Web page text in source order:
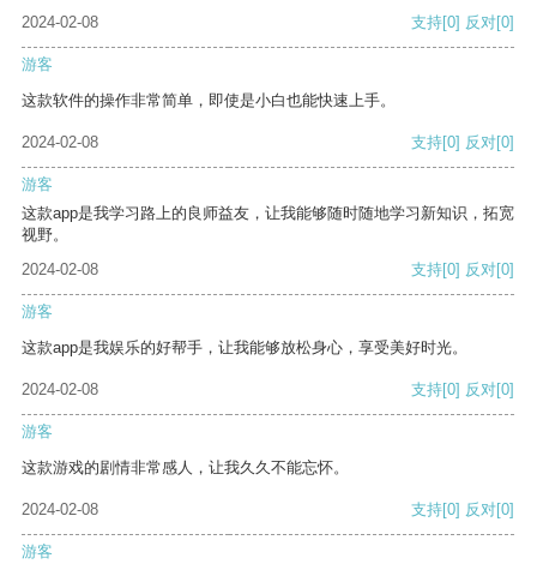
2024-02-08 支持[0] 反对[0]
游客
这款软件的操作非常简单，即使是小白也能快速上手。
2024-02-08 支持[0] 反对[0]
游客
这款app是我学习路上的良师益友，让我能够随时随地学习新知识，拓宽
视野。
2024-02-08
支持[0] 反对[0]
游客
这款app是我娱乐的好帮手，让我能够放松身心，享受美好时光。
2024-02-08 支持[0] 反对[0]
游客
这款游戏的剧情非常感人，让我久久不能忘怀。
2024-02-08 支持[0] 反对[0]
游客